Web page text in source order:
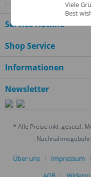
Service Hotline
Shop Service
Informationen
Newsletter
* Alle Preise inkl. gesetzl.
Über uns Impressum
Viele
Best